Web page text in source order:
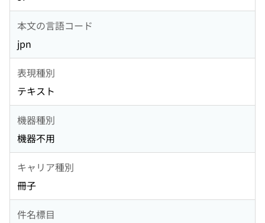
本文の言語コード
jpn
表現種別
テキスト
機器種別
機器不用
キャリア種別
冊子
件名標目